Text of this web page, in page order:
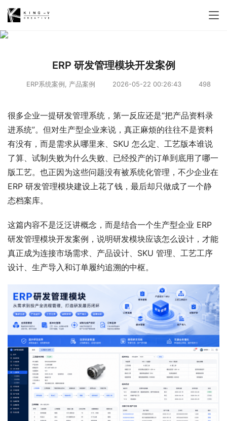
ERP 研发管理模块开发案例
ERP系统案例 产品案例 2026-05-22 00:26:43 498
很多企业一提研发管理系统，第一反应还是“把产品资料录
进系统”。但对生产型企业来说，真正麻烦的往往不是资料
有没有，而是需求从哪里来、SKU 怎么定、工艺版本谁说
了算、试制失败为什么失败、已经投产的订单到底用了哪一
版工艺。也正因为这些问题没有被系统化管理，不少企业在
ERP 研发管理模块建设上花了钱，最后却只做成了一个静
态档案库。
这篇内容不是泛泛讲概念，而是结合一个生产型企业 ERP
研发管理模块开发案例，说明研发模块应该怎么设计，才能
真正成为连接市场需求、产品设计、SKU 管理、工艺工序
设计、生产导入和订单履约追溯的中枢。